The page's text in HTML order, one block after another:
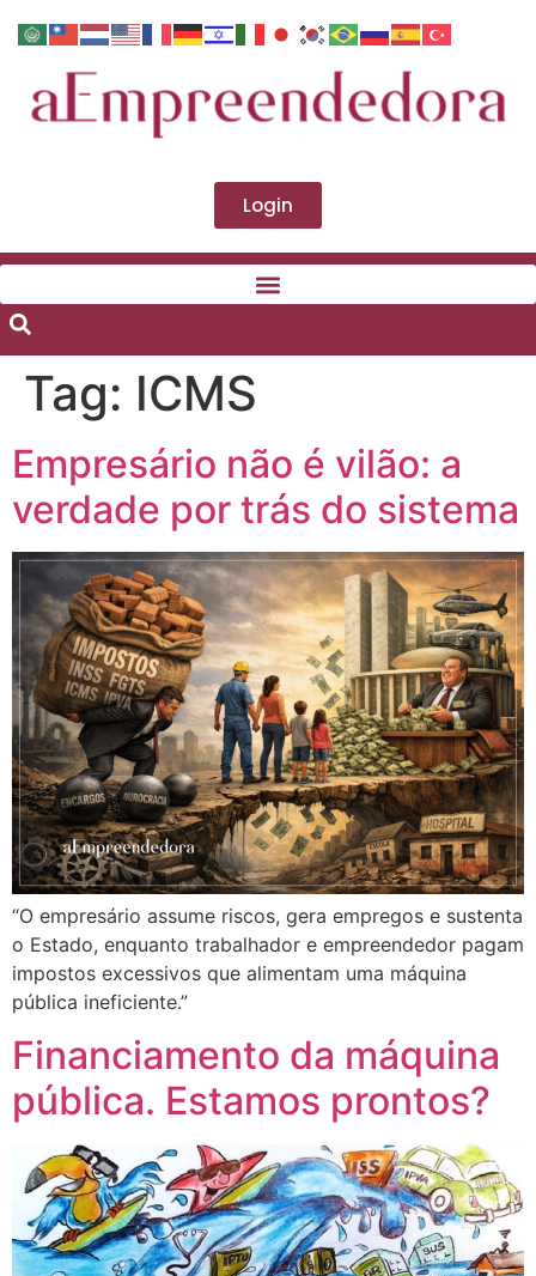
Login
Tag: ICMS
Empresário não é vilão: a
verdade por trás do sistema
“O empresário assume riscos, gera empregos e sustenta
o Estado, enquanto trabalhador e empreendedor pagam
impostos excessivos que alimentam uma máquina
pública ineficiente.”
Financiamento da máquina
pública. Estamos prontos?